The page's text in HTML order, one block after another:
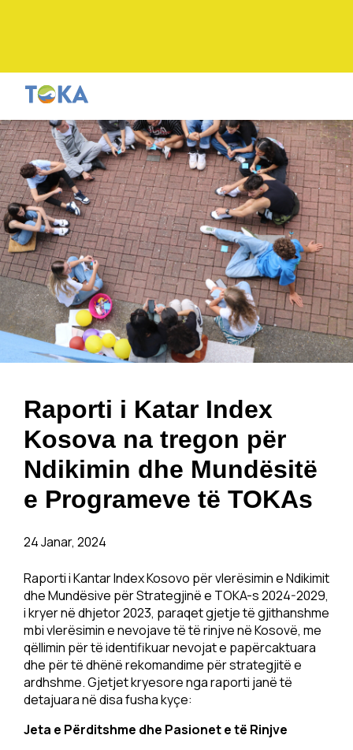
Raporti i Katar Index
Kosova na tregon për
Ndikimin dhe Mundësitë
e Programeve të TOKAs
24 Janar, 2024
Raporti i Kantar Index Kosovo për vlerësimin e Ndikimit
dhe Mundësive për Strategjinë e TOKA-s 2024-2029,
i kryer në dhjetor 2023, paraqet gjetje të gjithanshme
mbi vlerësimin e nevojave të të rinjve në Kosovë, me
qëllimin për të identifikuar nevojat e papërcaktuara
dhe për të dhënë rekomandime për strategjitë e
ardhshme. Gjetjet kryesore nga raporti janë të
detajuara në disa fusha kyçe:
Jeta e Përditshme dhe Pasionet e të Rinjve